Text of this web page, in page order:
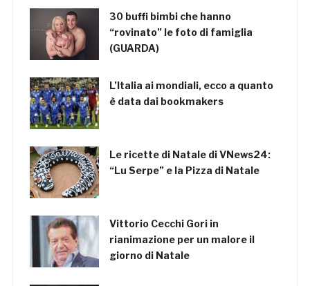
30 buffi bimbi che hanno
“rovinato” le foto di famiglia
(GUARDA)
L’Italia ai mondiali, ecco a quanto
è data dai bookmakers
Le ricette di Natale di VNews24:
“Lu Serpe” e la Pizza di Natale
Vittorio Cecchi Gori in
rianimazione per un malore il
giorno di Natale